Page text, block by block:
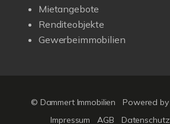
Mietangebote
Renditeobjekte
Gewerbeimmobilien
© Dammert Immobilien Powered by
Impressum
AGB Datenschutz